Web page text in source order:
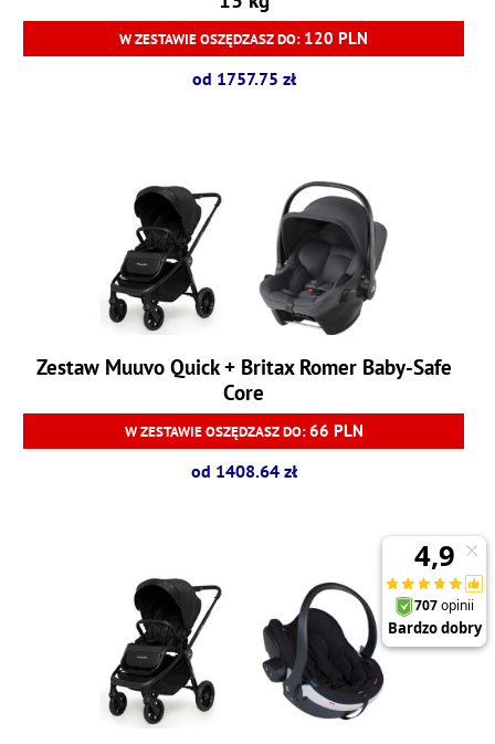
W ZESTAWIE OSZĘDZASZ DO: 120 PLN
od 1757.75 zł
Zestaw Muuvo Quick + Britax Romer Baby-Safe
Core
W ZESTAWIE OSZĘDZASZ DO:66 PLN
od 1408.64 zł